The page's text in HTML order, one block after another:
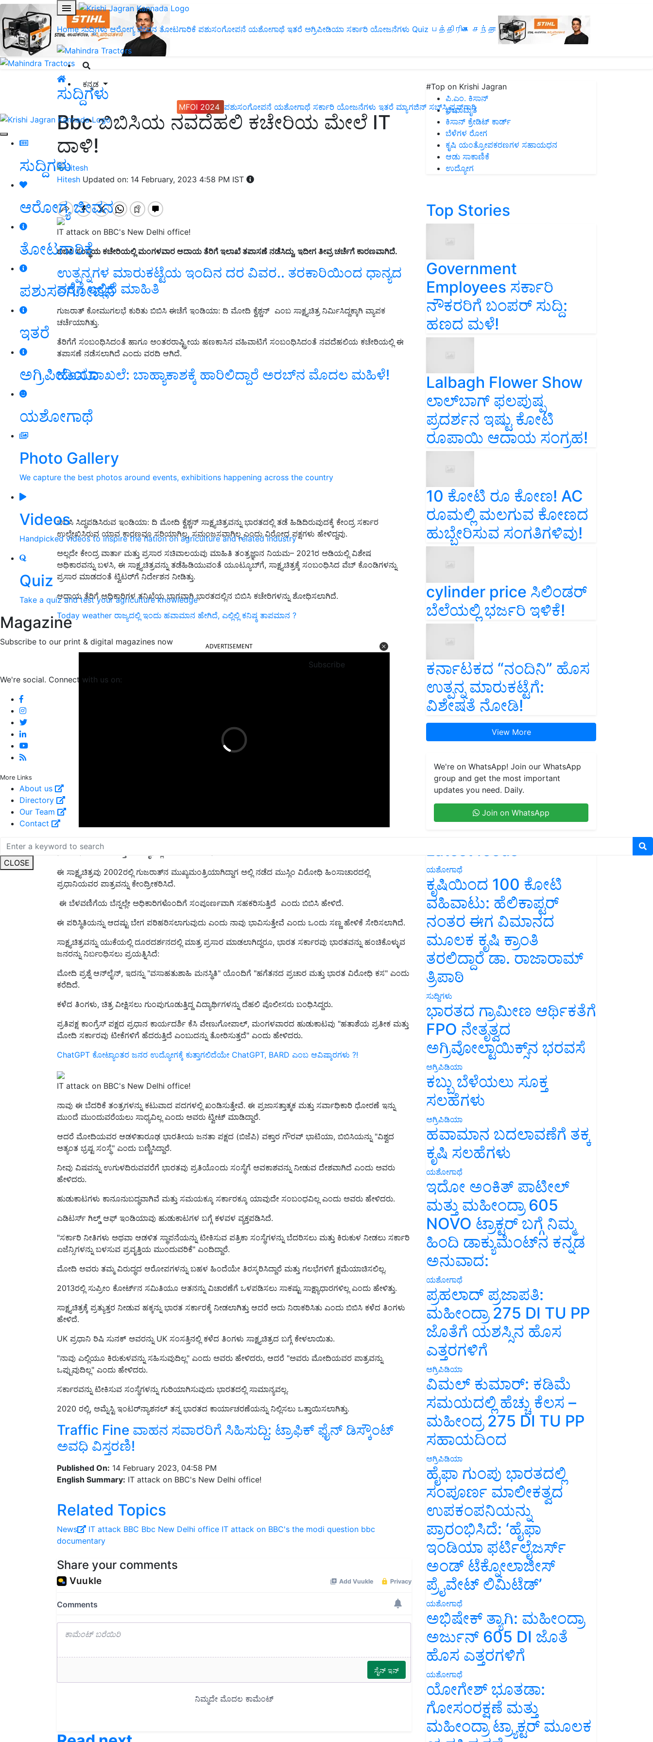
Home ಸುದ್ದಿಗಳು ಆರೋಗ್ಯ ಜೀವನ ತೋಟಗಾರಿಕೆ ಪಶುಸಂಗೋಪನೆ ಯಶೋಗಾಥೆ ಇತರೆ ಅಗ್ರಿಪೀಡಿಯಾ ಸರ್ಕಾರಿ ಯೋಜನೆಗಳು Quiz பத்திரிகை சந்தா
ಕನ್ನಡ
MFOI 2024 ಪಶುಸಂಗೋಪನೆ ಯಶೋಗಾಥೆ ಸರ್ಕಾರಿ ಯೋಜನೆಗಳು ಇತರೆ ಮ್ಯಾಗಜಿನ್‌ ಸಬ್‌ಸ್ಕ್ರಿಪ್ಷನ್‌ಗಾಗಿ
ಸುದ್ದಿಗಳು
ಆರೋಗ್ಯ ಜೀವನ
ತೋಟಗಾರಿಕೆ
ಪಶುಸಂಗೋಪನೆ
ಇತರೆ
ಅಗ್ರಿಪೀಡಿಯಾ
ಯಶೋಗಾಥೆ
Photo Gallery
We capture the best photos around events, exhibitions happening across the country
Videos
Handpicked videos to inspire the nation on agriculture and related industry
Quiz
Take a quiz and test your agriculture knowledge
Magazine
Subscribe to our print & digital magazines now
Subscribe
We're social. Connect with us on:
More Links
About us
Directory
Our Team
Contact
CLOSE
ಸುದ್ದಿಗಳು
Bbc ಬಿಬಿಸಿಯ ನವದೆಹಲಿ ಕಚೇರಿಯ ಮೇಲೆ IT
ದಾಳಿ!
Hitesh Updated on: 14 February, 2023 4:58 PM IST
IT attack on BBC's New Delhi office!
ಬಿಬಿಸಿ ಸಂಸ್ಥೆಯ ಕಚೇರಿಯಲ್ಲಿ ಮಂಗಳವಾರ ಆದಾಯ ತೆರಿಗೆ ಇಲಾಖೆ ತಪಾಸಣೆ ನಡೆಸಿದ್ದು, ಇದೀಗ ತೀವ್ರ ಚರ್ಚೆಗೆ ಕಾರಣವಾಗಿದೆ.
ಉತ್ಪನ್ನಗಳ ಮಾರುಕಟ್ಟೆಯ ಇಂದಿನ ದರ ವಿವರ.. ತರಕಾರಿಯಿಂದ ಧಾನ್ಯದ
ವರೆಗೆ ಇಲ್ಲಿದೆ ಮಾಹಿತಿ
ಗುಜರಾತ್‌ ಕೋಮುಗಲಭೆ ಕುರಿತು ಬಿಬಿಸಿ ಈಚೆಗೆ ಇಂಡಿಯಾ: ದಿ ಮೋದಿ ಕ್ವೆಶ್ಚನ್‌ ಎಂಬ ಸಾಕ್ಷ್ಯಚಿತ್ರ ನಿರ್ಮಿಸಿದ್ದಕ್ಕಾಗಿ ವ್ಯಾಪಕ
ಚರ್ಚೆಯಾಗಿತ್ತು.
ತೆರಿಗೆಗೆ ಸಂಬಂಧಿಸಿದಂತೆ ಹಾಗೂ ಅಂತರರಾಷ್ಟ್ರೀಯ ಹಣಕಾಸಿನ ವಹಿವಾಟಿಗೆ ಸಂಬಂಧಿಸಿದಂತೆ ನವದೆಹಲಿಯ ಕಚೇರಿಯಲ್ಲಿ ಈ
ತಪಾಸಣೆ ನಡೆಸಲಾಗಿದೆ ಎಂದು ವರದಿ ಆಗಿದೆ.
ಹೊಸ ದಾಖಲೆ: ಬಾಹ್ಯಾಕಾಶಕ್ಕೆ ಹಾರಿಲಿದ್ದಾರೆ ಅರಬ್‌ನ ಮೊದಲ ಮಹಿಳೆ!
ಬಿಬಿಸಿ ಸಿದ್ಧಪಡಿಸಿರುವ ಇಂಡಿಯಾ: ದಿ ಮೋದಿ ಕ್ವೆಶ್ಚನ್ ಸಾಕ್ಷ್ಯಚಿತ್ರವನ್ನು ಭಾರತದಲ್ಲಿ ತಡೆ ಹಿಡಿದಿರುವುದಕ್ಕೆ ಕೇಂದ್ರ ಸರ್ಕಾರ
ಉಲ್ಲೇಖಿಸಿರುವ ಯಾವ ಕಾರಣವೂ ಸರಿಯಾಗಿಲ್ಲ, ಸಮಂಜಸವಾಗಿಲ್ಲ ಎಂದು ವಿರೋಧ ಪಕ್ಷಗಳು ಹೇಳಿದ್ದವು.
ಅಲ್ಲದೇ ಕೇಂದ್ರ ವಾರ್ತಾ ಮತ್ತು ಪ್ರಸಾರ ಸಚಿವಾಲಯವು ಮಾಹಿತಿ ತಂತ್ರಜ್ಞಾನ ನಿಯಮ– 2021ರ ಅಡಿಯಲ್ಲಿ ವಿಶೇಷ
ಅಧಿಕಾರವನ್ನು ಬಳಸಿ, ಈ ಸಾಕ್ಷ್ಯಚಿತ್ರವನ್ನು ತಡೆಹಿಡಿಯುವಂತೆ ಯೂಟ್ಯೂಬ್‌ಗೆ, ಸಾಕ್ಷ್ಯಚಿತ್ರಕ್ಕೆ ಸಂಬಂಧಿಸಿದ ವೆಬ್‌ ಕೊಂಡಿಗಳನ್ನು
ಪ್ರಸಾರ ಮಾಡದಂತೆ ಟ್ವಿಟರ್‌ಗೆ ನಿರ್ದೇಶನ ನೀಡಿತ್ತು.
ಆದಾಯ ತೆರಿಗೆ ಅಧಿಕಾರಿಗಳ ತನಿಖೆಯ ಭಾಗವಾಗಿ ಭಾರತದಲ್ಲಿನ ಬಿಬಿಸಿ ಕಚೇರಿಗಳನ್ನು ಶೋಧಿಸಲಾಗಿದೆ.
Today weather ರಾಜ್ಯದಲ್ಲಿ ಇಂದು ಹವಾಮಾನ ಹೇಗಿದೆ, ಎಲ್ಲಿಲ್ಲಿ ಕನಿಷ್ಠ ತಾಪಮಾನ ?
ಬ್ರಾಡ್‌ಕಾಸ್ಟರ್ ಯುಕೆಯಲ್ಲಿ ಭಾರತದ ಪ್ರಧಾನಿ ನರೇಂದ್ರ ಮೋದಿಯವರನ್ನು ಟೀಕಿಸುವ ಸಾಕ್ಷ್ಯಚಿತ್ರವನ್ನು ಪ್ರಸಾರ ಮಾಡಿದ ವಾರಗಳ
ನಂತರ ನವದೆಹಲಿ ಮತ್ತು ಮುಂಬೈನಲ್ಲಿ ಹುಡುಕಾಟಗಳು ನಡೆದಿವೆ.
ಈ ಸಾಕ್ಷ್ಯಚಿತ್ರವು 2002ರಲ್ಲಿ ಗುಜರಾತ್‌ನ ಮುಖ್ಯಮಂತ್ರಿಯಾಗಿದ್ದಾಗ ಅಲ್ಲಿ ನಡೆದ ಮುಸ್ಲಿಂ ವಿರೋಧಿ ಹಿಂಸಾಚಾರದಲ್ಲಿ
ಪ್ರಧಾನಿಯವರ ಪಾತ್ರವನ್ನು ಕೇಂದ್ರೀಕರಿಸಿದೆ.
ಈ ಬೆಳವಣಿಗೆಯ ಬೆನ್ನಲ್ಲೇ ಅಧಿಕಾರಿಗಳೊಂದಿಗೆ ಸಂಪೂರ್ಣವಾಗಿ ಸಹಕರಿಸುತ್ತಿದೆ ಎಂದು ಬಿಬಿಸಿ ಹೇಳಿದೆ.
ಈ ಪರಿಸ್ಥಿತಿಯನ್ನು ಆದಷ್ಟು ಬೇಗ ಪರಿಹರಿಸಲಾಗುವುದು ಎಂದು ನಾವು ಭಾವಿಸುತ್ತೇವೆ ಎಂದು ಒಂದು ಸಣ್ಣ ಹೇಳಿಕೆ ಸೇರಿಸಲಾಗಿದೆ.
ಸಾಕ್ಷ್ಯಚಿತ್ರವನ್ನು ಯುಕೆಯಲ್ಲಿ ದೂರದರ್ಶನದಲ್ಲಿ ಮಾತ್ರ ಪ್ರಸಾರ ಮಾಡಲಾಗಿದ್ದರೂ, ಭಾರತ ಸರ್ಕಾರವು ಭಾರತವನ್ನು ಹಂಚಿಕೊಳ್ಳುವ
ಜನರನ್ನು ನಿರ್ಬಂಧಿಸಲು ಪ್ರಯತ್ನಿಸಿದೆ:
ಮೋದಿ ಪ್ರಶ್ನೆ ಆನ್‌ಲೈನ್, ಇದನ್ನು "ವಸಾಹತುಶಾಹಿ ಮನಸ್ಥಿತಿ" ಯೊಂದಿಗೆ "ಹಗೆತನದ ಪ್ರಚಾರ ಮತ್ತು ಭಾರತ ವಿರೋಧಿ ಕಸ" ಎಂದು
ಕರೆದಿದೆ.
ಪ್ರತಿಪಕ್ಷ ಕಾಂಗ್ರೆಸ್ ಪಕ್ಷದ ಪ್ರಧಾನ ಕಾರ್ಯದರ್ಶಿ ಕೆಸಿ ವೇಣುಗೋಪಾಲ್, ಮಂಗಳವಾರದ ಹುಡುಕಾಟವು "ಹತಾಶೆಯ ಪ್ರತೀಕ ಮತ್ತು
ಮೋದಿ ಸರ್ಕಾರವು ಟೀಕೆಗಳಿಗೆ ಹೆದರುತ್ತಿದೆ ಎಂಬುದನ್ನು ತೋರಿಸುತ್ತದೆ" ಎಂದು ಹೇಳಿದರು.
ChatGPT ಕೋಟ್ಯಾಂತರ ಜನರ ಉದ್ಯೋಗಕ್ಕೆ ಕುತ್ತಾಗಲಿದೆಯೇ ChatGPT, BARD ಎಂಬ ಆವಿಷ್ಕಾರಗಳು ?!
IT attack on BBC's New Delhi office!
ಮುಂದೆ ಮುಂದುವರೆಯಲು ಸಾಧ್ಯವಿಲ್ಲ ಎಂದು ಅವರು ಟ್ವೀಟ್ ಮಾಡಿದ್ದಾರೆ.
ಆದರೆ ಮೋದಿಯವರ ಆಡಳಿತಾರೂಢ ಭಾರತೀಯ ಜನತಾ ಪಕ್ಷದ (ಬಿಜೆಪಿ) ವಕ್ತಾರ ಗೌರವ್ ಭಾಟಿಯಾ, ಬಿಬಿಸಿಯನ್ನು "ವಿಶ್ವದ
ಅತ್ಯಂತ ಭ್ರಷ್ಟ ಸಂಸ್ಥೆ" ಎಂದು ಬಣ್ಣಿಸಿದ್ದಾರೆ.
ನೀವು ವಿಷವನ್ನು ಉಗುಳದಿರುವವರೆಗೆ ಭಾರತವು ಪ್ರತಿಯೊಂದು ಸಂಸ್ಥೆಗೆ ಅವಕಾಶವನ್ನು ನೀಡುವ ದೇಶವಾಗಿದೆ ಎಂದು ಅವರು
ಹೇಳಿದರು.
ಎಡಿಟರ್ಸ್ ಗಿಲ್ಡ್ ಆಫ್ ಇಂಡಿಯಾವು ಹುಡುಕಾಟಗಳ ಬಗ್ಗೆ ಕಳವಳ ವ್ಯಕ್ತಪಡಿಸಿದೆ.
"ಸರ್ಕಾರಿ ನೀತಿಗಳು ಅಥವಾ ಆಡಳಿತ ಸ್ಥಾಪನೆಯನ್ನು ಟೀಕಿಸುವ ಪತ್ರಿಕಾ ಸಂಸ್ಥೆಗಳನ್ನು ಬೆದರಿಸಲು ಮತ್ತು ಕಿರುಕುಳ ನೀಡಲು ಸರ್ಕಾರಿ
ಏಜೆನ್ಸಿಗಳನ್ನು ಬಳಸುವ ಪ್ರವೃತ್ತಿಯ ಮುಂದುವರಿಕೆ" ಎಂದಿದ್ದಾರೆ.
ಮೋದಿ ಅವರು ತಮ್ಮ ವಿರುದ್ಧದ ಆರೋಪಗಳನ್ನು ಬಹಳ ಹಿಂದೆಯೇ ತಿರಸ್ಕರಿಸಿದ್ದಾರೆ ಮತ್ತು ಗಲಭೆಗಳಿಗೆ ಕ್ಷಮೆಯಾಚಿಸಲಿಲ್ಲ.
2013ರಲ್ಲಿ ಸುಪ್ರೀಂ ಕೋರ್ಟ್‌ನ ಸಮಿತಿಯೂ ಆತನನ್ನು ವಿಚಾರಣೆಗೆ ಒಳಪಡಿಸಲು ಸಾಕಷ್ಟು ಸಾಕ್ಷ್ಯಾಧಾರಗಳಿಲ್ಲ ಎಂದು ಹೇಳಿತ್ತು.
ಸಾಕ್ಷ್ಯಚಿತ್ರಕ್ಕೆ ಪ್ರತ್ಯುತ್ತರ ನೀಡುವ ಹಕ್ಕನ್ನು ಭಾರತ ಸರ್ಕಾರಕ್ಕೆ ನೀಡಲಾಗಿತ್ತು ಆದರೆ ಅದು ನಿರಾಕರಿಸಿತು ಎಂದು ಬಿಬಿಸಿ ಕಳೆದ ತಿಂಗಳು
ಹೇಳಿದೆ.
"ನಾವು ಎಲ್ಲಿಯೂ ಕಿರುಕುಳವನ್ನು ಸಹಿಸುವುದಿಲ್ಲ" ಎಂದು ಅವರು ಹೇಳಿದರು, ಆದರೆ "ಅವರು ಮೋದಿಯವರ ಪಾತ್ರವನ್ನು
ಒಪ್ಪುವುದಿಲ್ಲ" ಎಂದು ಹೇಳಿದರು.
ಸರ್ಕಾರವನ್ನು ಟೀಕಿಸುವ ಸಂಸ್ಥೆಗಳನ್ನು ಗುರಿಯಾಗಿಸುವುದು ಭಾರತದಲ್ಲಿ ಸಾಮಾನ್ಯವಲ್ಲ.
2020 ರಲ್ಲಿ, ಅಮ್ನೆಸ್ಟಿ ಇಂಟರ್‌ನ್ಯಾಶನಲ್ ತನ್ನ ಭಾರತದ ಕಾರ್ಯಾಚರಣೆಯನ್ನು ನಿಲ್ಲಿಸಲು ಒತ್ತಾಯಿಸಲಾಗಿತ್ತು.
Traffic Fine ವಾಹನ ಸವಾರರಿಗೆ ಸಿಹಿಸುದ್ದಿ: ಟ್ರಾಫಿಕ್‌ ಫೈನ್‌ ಡಿಸ್ಕೌಂಟ್‌
ಅವಧಿ ವಿಸ್ತರಣಿ!
Published On:14 February 2023, 04:58 PM
English Summary:IT attack on BBC's New Delhi office!
Related Topics
News IT attack BBC Bbc New Delhi office
documentary
#Top on Krishi Jagran
ಪಿ.ಎಂ. ಕಿಸಾನ್
ಜೀವಾಮೃತ
ಕಿಸಾನ್ ಕ್ರೇಡಿಟ್ ಕಾರ್ಡ್
ಬೆಳೆಗಳ ರೋಗ
ಕೃಷಿ ಯಂತ್ರೋಪಕರಣಗಳ ಸಹಾಯಧನ
ಆಡು ಸಾಕಾಣಿಕೆ
ಉದ್ಯೋಗ
Top Stories
Government
Employees ಸರ್ಕಾರಿ
ನೌಕರರಿಗೆ ಬಂಪರ್‌ ಸುದ್ದಿ:
ಹಣದ ಮಳೆ!
Lalbagh Flower Show
ಲಾಲ್‌ಬಾಗ್ ಫಲಪುಷ್ಪ
ಪ್ರದರ್ಶನ ಇಷ್ಟು ಕೋಟಿ
ರೂಪಾಯಿ ಆದಾಯ ಸಂಗ್ರಹ!
10 ಕೋಟಿ ರೂ ಕೋಣ! AC
ರೂಮಲ್ಲಿ ಮಲಗುವ ಕೋಣದ
ಹುಬ್ಬೇರಿಸುವ ಸಂಗತಿಗಳಿವು!
cylinder price ಸಿಲಿಂಡರ್‌
ಬೆಲೆಯಲ್ಲಿ ಭರ್ಜರಿ ಇಳಿಕೆ!
ಕರ್ನಾಟಕದ “ನಂದಿನಿ” ಹೊಸ
ಉತ್ಪನ್ನ ಮಾರುಕಟ್ಟೆಗೆ:
ವಿಶೇಷತೆ ನೋಡಿ!
View More
We're on WhatsApp! Join our WhatsApp
group and get the most important
updates you need. Daily.
Join on WhatsApp
Latest feeds
ಯಶೋಗಾಥೆ
ಕೃಷಿಯಿಂದ 100 ಕೋಟಿ
ವಹಿವಾಟು: ಹೆಲಿಕಾಪ್ಟರ್
ನಂತರ ಈಗ ವಿಮಾನದ
ಮೂಲಕ ಕೃಷಿ ಕ್ರಾಂತಿ
ತರಲಿದ್ದಾರೆ ಡಾ. ರಾಜಾರಾಮ್
ತ್ರಿಪಾಠಿ
ಸುದ್ದಿಗಳು
ಭಾರತದ ಗ್ರಾಮೀಣ ಆರ್ಥಿಕತೆಗೆ
FPO ನೇತೃತ್ವದ
ಅಗ್ರಿವೋಲ್ಟಾಯಿಕ್ಸ್‌ನ ಭರವಸೆ
ಅಗ್ರಿಪಿಡಿಯಾ
ಕಬ್ಬು ಬೆಳೆಯಲು ಸೂಕ್ತ
ಸಲಹೆಗಳು
ಅಗ್ರಿಪಿಡಿಯಾ
ಹವಾಮಾನ ಬದಲಾವಣೆಗೆ ತಕ್ಕ
ಕೃಷಿ ಸಲಹೆಗಳು
ಯಶೋಗಾಥೆ
ಇದೋ ಅಂಕಿತ್ ಪಾಟೀಲ್
ಮತ್ತು ಮಹೀಂದ್ರಾ 605
NOVO ಟ್ರಾಕ್ಟರ್ ಬಗ್ಗೆ ನಿಮ್ಮ
ಹಿಂದಿ ಡಾಕ್ಯುಮೆಂಟ್‌ನ ಕನ್ನಡ
ಅನುವಾದ:
ಯಶೋಗಾಥೆ
ಪ್ರಹಲಾದ್ ಪ್ರಜಾಪತಿ:
ಮಹೀಂದ್ರಾ 275 DI TU PP
ಜೊತೆಗೆ ಯಶಸ್ಸಿನ ಹೊಸ
ಎತ್ತರಗಳಿಗೆ
ಅಗ್ರಿಪಿಡಿಯಾ
ವಿಮಲ್ ಕುಮಾರ್: ಕಡಿಮೆ
ಸಮಯದಲ್ಲಿ ಹೆಚ್ಚು ಕೆಲಸ –
ಮಹೀಂದ್ರ 275 DI TU PP
ಸಹಾಯದಿಂದ
ಅಗ್ರಿಪಿಡಿಯಾ
ಹೈಫಾ ಗುಂಪು ಭಾರತದಲ್ಲಿ
ಸಂಪೂರ್ಣ ಮಾಲೀಕತ್ವದ
ಉಪಕಂಪನಿಯನ್ನು
ಪ್ರಾರಂಭಿಸಿದೆ: ‘ಹೈಫಾ
ಇಂಡಿಯಾ ಫರ್ಟಿಲೈಜರ್ಸ್
ಅಂಡ್ ಟೆಕ್ನೋಲಾಜೀಸ್
ಪ್ರೈವೇಟ್ ಲಿಮಿಟೆಡ್’
ಯಶೋಗಾಥೆ
ಅಭಿಷೇಕ್ ತ್ಯಾಗಿ: ಮಹೀಂದ್ರಾ
ಅರ್ಜುನ್ 605 DI ಜೊತೆ
ಹೊಸ ಎತ್ತರಗಳಿಗೆ
ಯಶೋಗಾಥೆ
ಯೋಗೇಶ್ ಭೂತಡಾ:
ಗೋಸಂರಕ್ಷಣೆ ಮತ್ತು
ಮಹೀಂದ್ರಾ ಟ್ರ್ಯಾಕ್ಟರ್ ಮೂಲಕ